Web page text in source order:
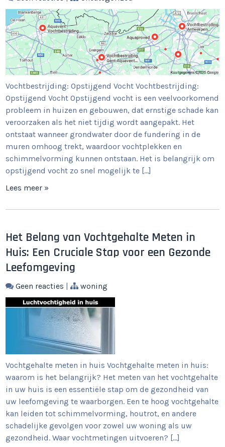
Vochtbestrijding: Opstijgend Vocht Vochtbestrijding:
Opstijgend Vocht Opstijgend vocht is een veelvoorkomend
probleem in huizen en gebouwen, dat ernstige schade kan
veroorzaken als het niet tijdig wordt aangepakt. Het
ontstaat wanneer grondwater door de fundering in de
muren omhoog trekt, waardoor vochtplekken en
schimmelvorming kunnen ontstaan. Het is belangrijk om
opstijgend vocht zo snel mogelijk te […]
Lees meer »
Het Belang van Vochtgehalte Meten in
Huis: Een Cruciale Stap voor een Gezonde
Leefomgeving
Geen reacties | woning
Vochtgehalte meten in huis Vochtgehalte meten in huis:
waarom is het belangrijk? Het meten van het vochtgehalte
in uw huis is een essentiële stap om de gezondheid van
uw leefomgeving te waarborgen. Een te hoog vochtgehalte
kan leiden tot schimmelvorming, houtrot, en andere
schadelijke gevolgen voor zowel uw woning als uw
gezondheid. Waar vochtmetingen uitvoeren? […]